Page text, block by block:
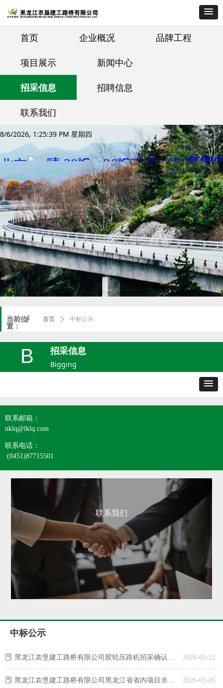
8/6/2026, 1:25:39 PM 星期四
首页 企业概况 品牌工程
项目展示 新闻中心
招采信息 招聘信息
联系我们
联系我们
招采信息
Bigging
B
联系邮箱：
联系电话：
nklq@lklq.com
(0451)87715501
首页 ꄲ 中标公示
当前位
置：
낀
中标公示
2026-05-22
ꂓ 黑龙江农垦建工路桥有限公司胶轮压路机招采确认通知书-黑龙江省徐工振坤工程机械有限公司
2026-02-05
ꂓ 黑龙江农垦建工路桥有限公司黑龙江省省内项目水泥招采确认通知书-哈尔滨天顺意金属有限公司